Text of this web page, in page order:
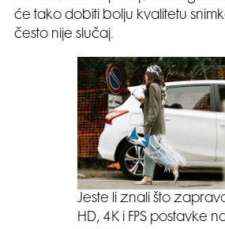
će tako dobiti bolju kvalitetu
često nije slučaj.
Jeste li znali što
HD, 4K i FPS postavke